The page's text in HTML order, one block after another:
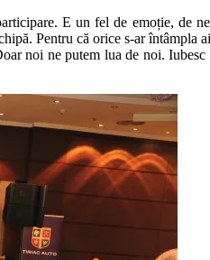
E un fel de emoție, de
Pentru că orice s-ar întâmpla
noi ne putem lua de noi.